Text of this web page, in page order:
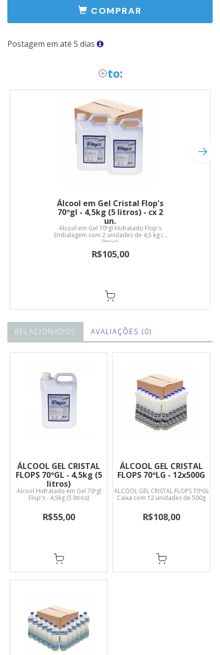
COMPRAR
Postagem em até 5 dias
to:
Álcool em Gel Cristal Flop's
70ºgl - 4,5kg (5 litros) - cx 2
un.
Álcool em Gel 70ºgl Hidratado Flop's
Embalagem com 2 unidades de 4,5 kg (5
litros)
R$105,00
RELACIONADOS AVALIAÇÕES (0)
ÁLCOOL GEL CRISTAL
FLOPS 70ºGL - 4,5kg (5
litros)
Álcool Hidratado em Gel 70ºgl
Flop's - 4,5kg (5 litros)
R$55,00
ÁLCOOL GEL CRISTAL
FLOPS 70ºLG - 12x500G
ÁLCOOL GEL CRISTAL FLOPS 70ºGL
Caixa com 12 unidades de 500g
R$108,00